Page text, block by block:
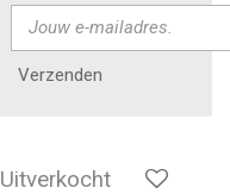
Verzenden
Uitverkocht